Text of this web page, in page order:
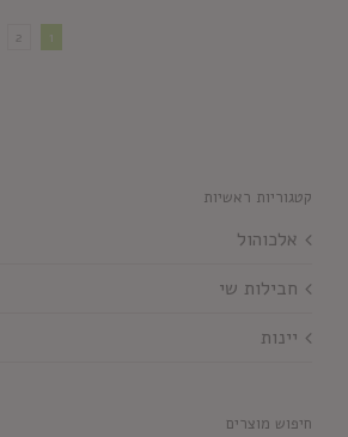
1
2
קטגוריות ראשיות
אלכוהול
חבילות שי
יינות
חיפוש מוצרים